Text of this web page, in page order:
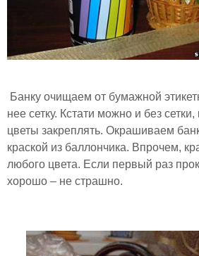
Банку очищаем от бумажной
нее сетку. Кстати можно и без
цветы закреплять. Окрашиваем
краской из баллончика. Впрочем,
любого цвета. Если первый раз
хорошо – не страшно.